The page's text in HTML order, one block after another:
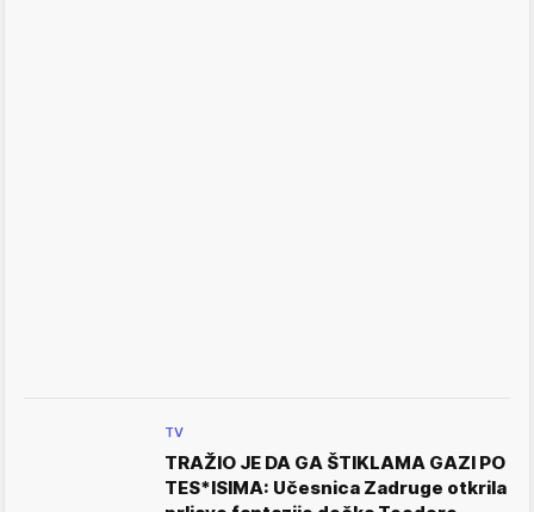
TV
TRAŽIO JE DA GA ŠTIKLAMA GAZI PO
TES*ISIMA: Učesnica Zadruge otkrila